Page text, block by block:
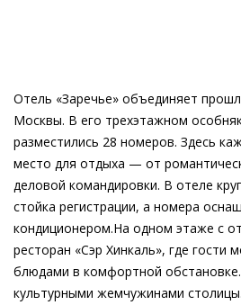
Отель «Заречье» объединяет
Москвы. В его трехэтажном
разместились 28 номеров. Здесь
место для отдыха — от
деловой командировки. В отеле
стойка регистрации, а номера
кондиционером.На одном этаже с
ресторан «Сэр Хинкаль», где гости
блюдами в комфортной
культурными жемчужинами